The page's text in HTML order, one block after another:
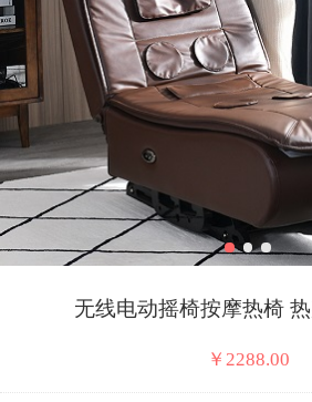
无线电动摇椅按摩热椅
￥ 2288.00